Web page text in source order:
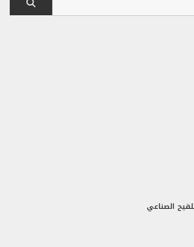
الصناعي